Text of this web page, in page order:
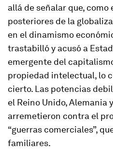
allá de señalar que, como
posteriores de la
en el dinamismo
trastabilló y acusó a
emergente del
propiedad intelectual, lo
cierto. Las potencias
el Reino Unido, Alemania
arremetieron contra el
“guerras comerciales”,
familiares.